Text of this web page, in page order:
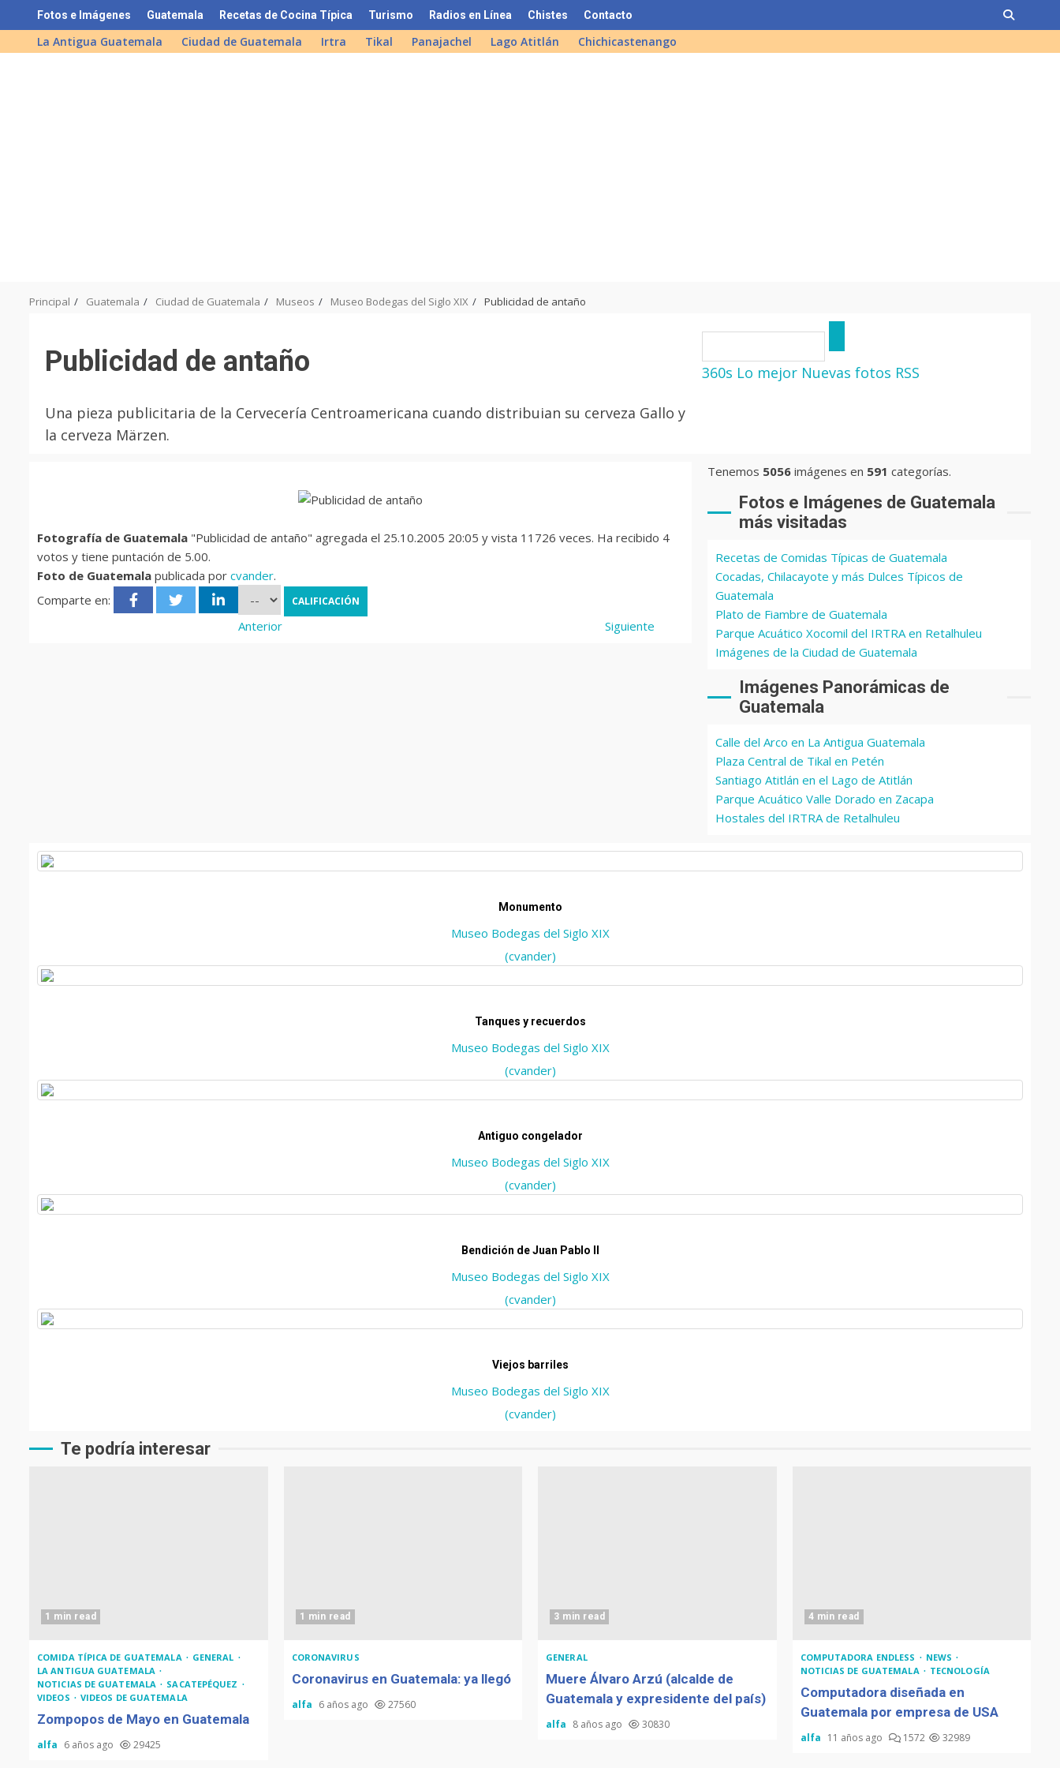
to
content
Fotos e Imágenes Guatemala Recetas de Cocina Típica Turismo Radios en Línea Chistes Contacto
La Antigua Guatemala Ciudad de Guatemala Irtra Tikal Panajachel Lago Atitlán Chichicastenango
Principal Guatemala Ciudad de Guatemala Museos Museo Bodegas del Siglo XIX Publicidad de antaño
Publicidad de antaño
Una pieza publicitaria de la Cervecería Centroamericana cuando distribuian su cerveza Gallo y
la cerveza Märzen.
360s Lo mejor Nuevas fotos RSS
Fotografía de Guatemala "Publicidad de antaño" agregada el 25.10.2005 20:05 y vista 11726 veces. Ha recibido 4
votos y tiene puntación de 5.00.
Foto de Guatemala publicada por cvander.
Comparte en:
Anterior
Siguiente
Tenemos 5056 imágenes en 591 categorías.
Fotos e Imágenes de Guatemala
más visitadas
Recetas de Comidas Típicas de Guatemala
Cocadas, Chilacayote y más Dulces Típicos de
Guatemala
Plato de Fiambre de Guatemala
Parque Acuático Xocomil del IRTRA en Retalhuleu
Imágenes de la Ciudad de Guatemala
Imágenes Panorámicas de
Guatemala
Calle del Arco en La Antigua Guatemala
Plaza Central de Tikal en Petén
Santiago Atitlán en el Lago de Atitlán
Parque Acuático Valle Dorado en Zacapa
Hostales del IRTRA de Retalhuleu
Monumento
Museo Bodegas del Siglo XIX
(cvander)
Tanques y recuerdos
Museo Bodegas del Siglo XIX
(cvander)
Antiguo congelador
Museo Bodegas del Siglo XIX
(cvander)
Bendición de Juan Pablo II
Museo Bodegas del Siglo XIX
(cvander)
Viejos barriles
Museo Bodegas del Siglo XIX
(cvander)
Te podría interesar
1 min read
COMIDA TÍPICA DE GUATEMALA
GENERAL
LA ANTIGUA GUATEMALA
NOTICIAS DE GUATEMALA
SACATEPÉQUEZ
VIDEOS
VIDEOS DE GUATEMALA
Zompopos de Mayo en Guatemala
alfa 6 años ago 29425
1 min read
CORONAVIRUS
Coronavirus en Guatemala: ya llegó
alfa 6 años ago 27560
3 min read
GENERAL
Muere Álvaro Arzú (alcalde de
Guatemala y expresidente del país)
alfa 8 años ago 30830
4 min read
COMPUTADORA ENDLESS
NEWS
NOTICIAS DE GUATEMALA
TECNOLOGÍA
Computadora diseñada en
Guatemala por empresa de USA
alfa 11 años ago 1572 32989